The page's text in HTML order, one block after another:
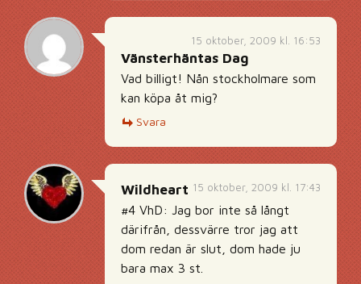
15 oktober, 2009 kl. 16:53
Vänsterhäntas Dag
Vad billigt! Nån stockholmare som
kan köpa åt mig?
Svara
15 oktober, 2009 kl. 17:43
Wildheart
#4 VhD: Jag bor inte så långt
därifrån, dessvärre tror jag att
dom redan är slut, dom hade ju
bara max 3 st.